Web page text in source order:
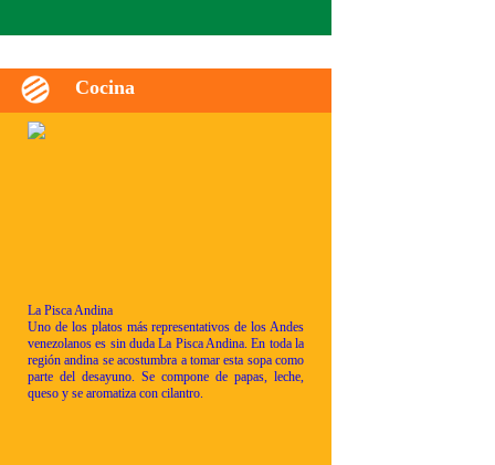
Cocina
La Pisca Andina
Uno de los platos más representativos de los Andes
venezolanos es sin duda La Pisca Andina. En toda la
región andina se acostumbra a tomar esta sopa como
parte del desayuno. Se compone de papas, leche,
queso y se aromatiza con cilantro.